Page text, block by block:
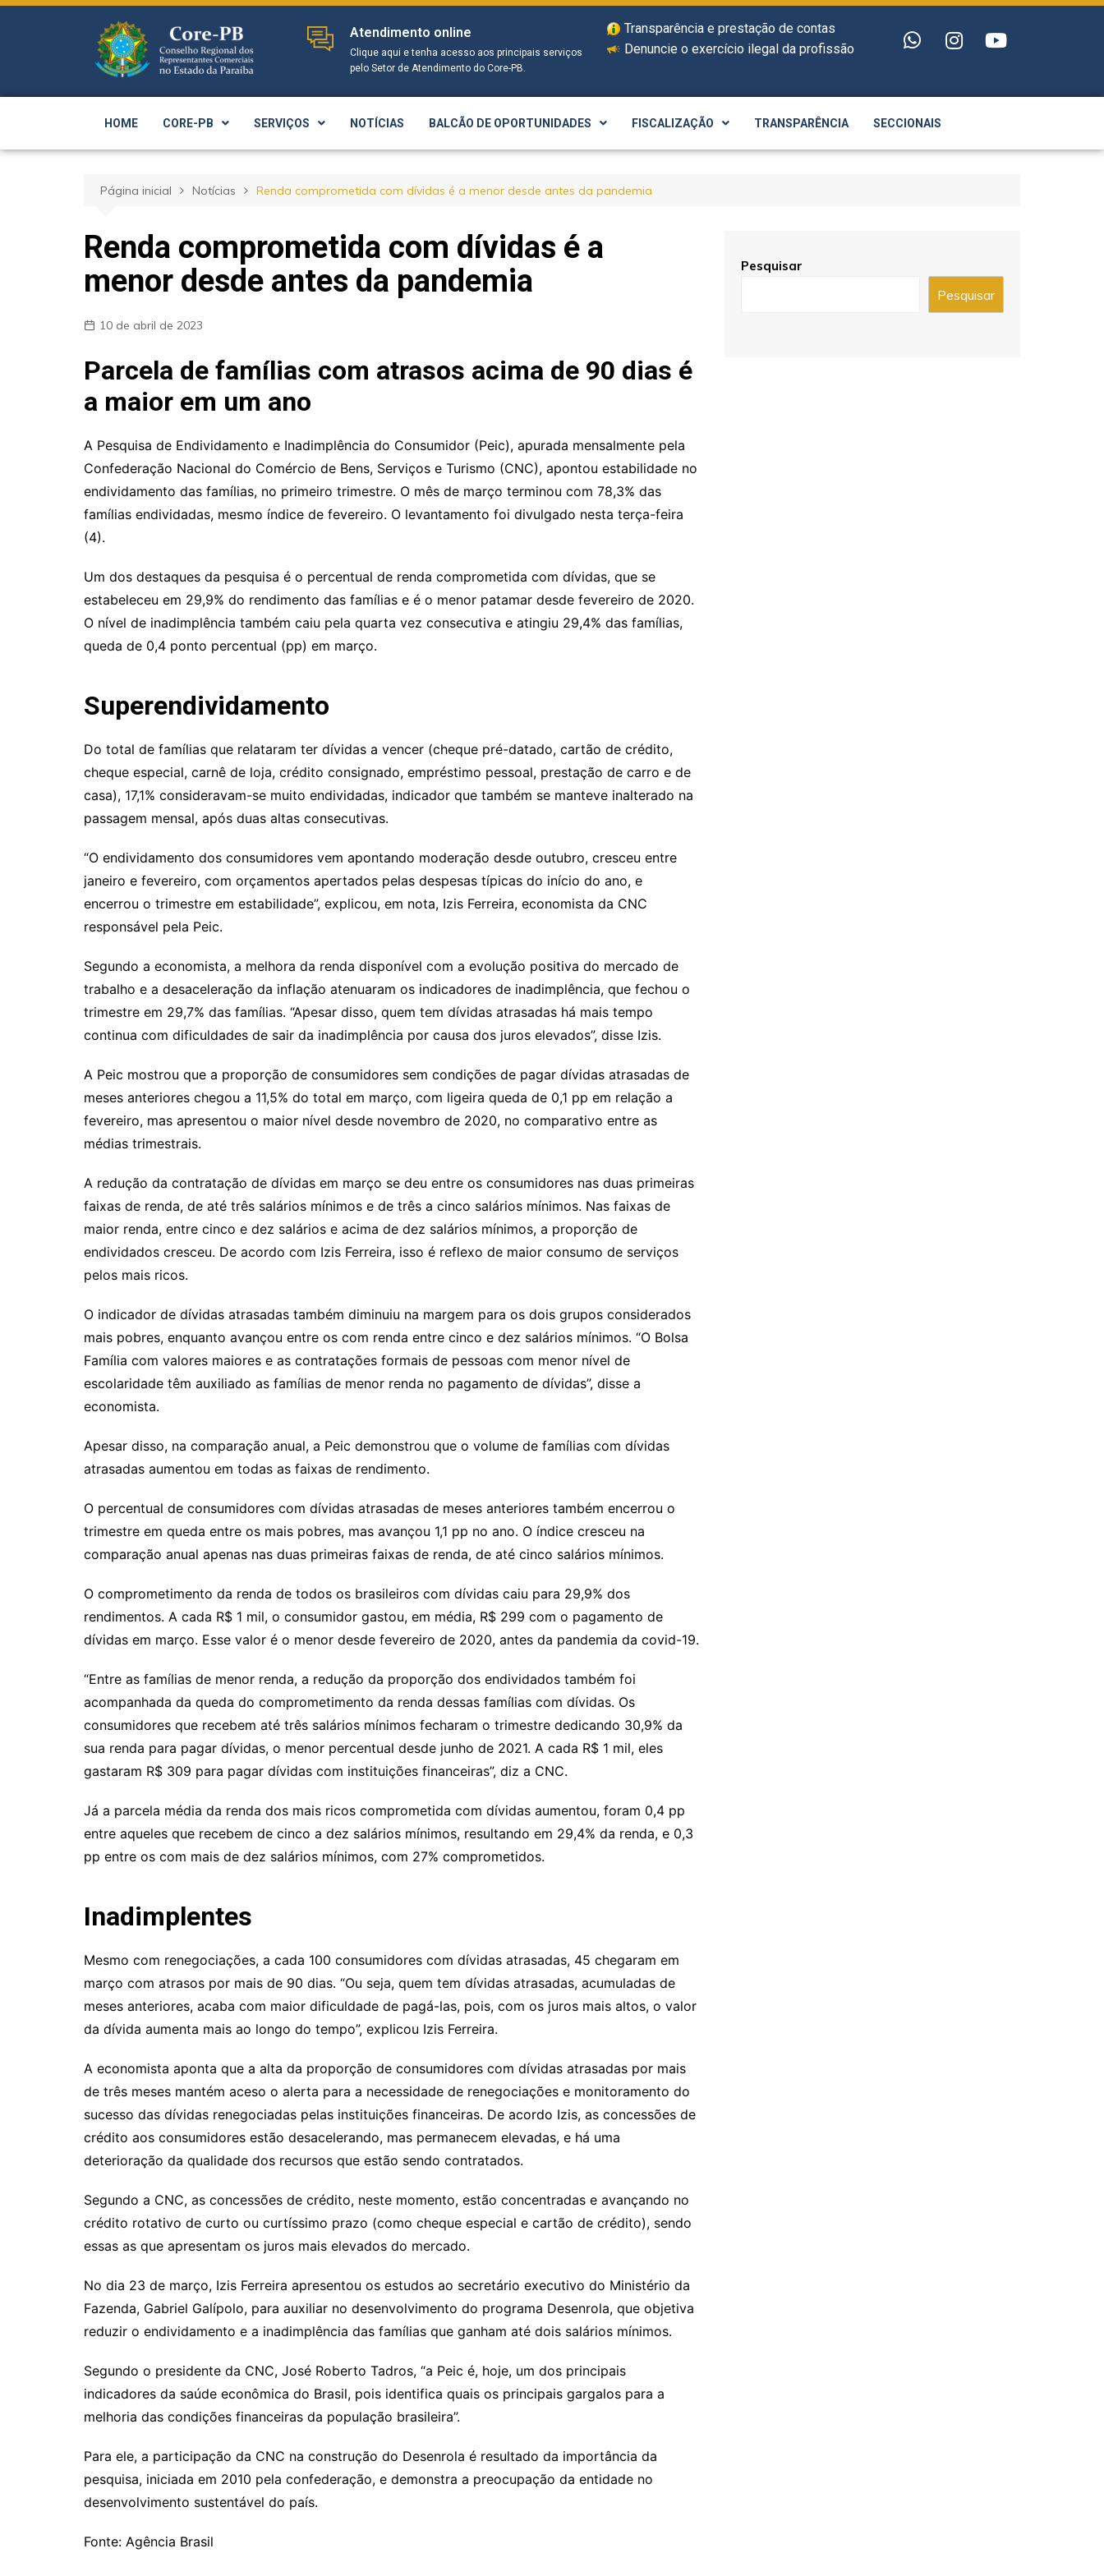
Atendimento online
Clique aqui e tenha acesso aos principais serviços
pelo Setor de Atendimento do Core-PB.
Transparência e prestação de contas
Denuncie o exercício ilegal da profissão
HOME CORE-PB SERVIÇOS NOTÍCIAS BALCÃO DE OPORTUNIDADES FISCALIZAÇÃO TRANSPARÊNCIA SECCIONAIS
Página inicial Notícias Renda comprometida com dívidas é a menor desde antes da pandemia
Renda comprometida com dívidas é a
menor desde antes da pandemia
10 de abril de 2023
Parcela de famílias com atrasos acima de 90 dias é
a maior em um ano
A Pesquisa de Endividamento e Inadimplência do Consumidor (Peic), apurada mensalmente pela
Confederação Nacional do Comércio de Bens, Serviços e Turismo (CNC), apontou estabilidade no
endividamento das famílias, no primeiro trimestre. O mês de março terminou com 78,3% das
famílias endividadas, mesmo índice de fevereiro. O levantamento foi divulgado nesta terça-feira
(4).
Um dos destaques da pesquisa é o percentual de renda comprometida com dívidas, que se
estabeleceu em 29,9% do rendimento das famílias e é o menor patamar desde fevereiro de 2020.
O nível de inadimplência também caiu pela quarta vez consecutiva e atingiu 29,4% das famílias,
queda de 0,4 ponto percentual (pp) em março.
Superendividamento
Do total de famílias que relataram ter dívidas a vencer (cheque pré-datado, cartão de crédito,
cheque especial, carnê de loja, crédito consignado, empréstimo pessoal, prestação de carro e de
casa), 17,1% consideravam-se muito endividadas, indicador que também se manteve inalterado na
passagem mensal, após duas altas consecutivas.
“O endividamento dos consumidores vem apontando moderação desde outubro, cresceu entre
janeiro e fevereiro, com orçamentos apertados pelas despesas típicas do início do ano, e
encerrou o trimestre em estabilidade”, explicou, em nota, Izis Ferreira, economista da CNC
responsável pela Peic.
Segundo a economista, a melhora da renda disponível com a evolução positiva do mercado de
trabalho e a desaceleração da inflação atenuaram os indicadores de inadimplência, que fechou o
trimestre em 29,7% das famílias. “Apesar disso, quem tem dívidas atrasadas há mais tempo
continua com dificuldades de sair da inadimplência por causa dos juros elevados”, disse Izis.
A Peic mostrou que a proporção de consumidores sem condições de pagar dívidas atrasadas de
meses anteriores chegou a 11,5% do total em março, com ligeira queda de 0,1 pp em relação a
fevereiro, mas apresentou o maior nível desde novembro de 2020, no comparativo entre as
médias trimestrais.
A redução da contratação de dívidas em março se deu entre os consumidores nas duas primeiras
faixas de renda, de até três salários mínimos e de três a cinco salários mínimos. Nas faixas de
maior renda, entre cinco e dez salários e acima de dez salários mínimos, a proporção de
endividados cresceu. De acordo com Izis Ferreira, isso é reflexo de maior consumo de serviços
pelos mais ricos.
O indicador de dívidas atrasadas também diminuiu na margem para os dois grupos considerados
mais pobres, enquanto avançou entre os com renda entre cinco e dez salários mínimos. “O Bolsa
Família com valores maiores e as contratações formais de pessoas com menor nível de
escolaridade têm auxiliado as famílias de menor renda no pagamento de dívidas”, disse a
economista.
Apesar disso, na comparação anual, a Peic demonstrou que o volume de famílias com dívidas
atrasadas aumentou em todas as faixas de rendimento.
O percentual de consumidores com dívidas atrasadas de meses anteriores também encerrou o
trimestre em queda entre os mais pobres, mas avançou 1,1 pp no ano. O índice cresceu na
comparação anual apenas nas duas primeiras faixas de renda, de até cinco salários mínimos.
O comprometimento da renda de todos os brasileiros com dívidas caiu para 29,9% dos
rendimentos. A cada R$ 1 mil, o consumidor gastou, em média, R$ 299 com o pagamento de
dívidas em março. Esse valor é o menor desde fevereiro de 2020, antes da pandemia da covid-19.
“Entre as famílias de menor renda, a redução da proporção dos endividados também foi
acompanhada da queda do comprometimento da renda dessas famílias com dívidas. Os
consumidores que recebem até três salários mínimos fecharam o trimestre dedicando 30,9% da
sua renda para pagar dívidas, o menor percentual desde junho de 2021. A cada R$ 1 mil, eles
gastaram R$ 309 para pagar dívidas com instituições financeiras”, diz a CNC.
Já a parcela média da renda dos mais ricos comprometida com dívidas aumentou, foram 0,4 pp
entre aqueles que recebem de cinco a dez salários mínimos, resultando em 29,4% da renda, e 0,3
pp entre os com mais de dez salários mínimos, com 27% comprometidos.
Inadimplentes
Mesmo com renegociações, a cada 100 consumidores com dívidas atrasadas, 45 chegaram em
março com atrasos por mais de 90 dias. “Ou seja, quem tem dívidas atrasadas, acumuladas de
meses anteriores, acaba com maior dificuldade de pagá-las, pois, com os juros mais altos, o valor
da dívida aumenta mais ao longo do tempo”, explicou Izis Ferreira.
A economista aponta que a alta da proporção de consumidores com dívidas atrasadas por mais
de três meses mantém aceso o alerta para a necessidade de renegociações e monitoramento do
sucesso das dívidas renegociadas pelas instituições financeiras. De acordo Izis, as concessões de
crédito aos consumidores estão desacelerando, mas permanecem elevadas, e há uma
deterioração da qualidade dos recursos que estão sendo contratados.
Segundo a CNC, as concessões de crédito, neste momento, estão concentradas e avançando no
crédito rotativo de curto ou curtíssimo prazo (como cheque especial e cartão de crédito), sendo
essas as que apresentam os juros mais elevados do mercado.
No dia 23 de março, Izis Ferreira apresentou os estudos ao secretário executivo do Ministério da
Fazenda, Gabriel Galípolo, para auxiliar no desenvolvimento do programa Desenrola, que objetiva
reduzir o endividamento e a inadimplência das famílias que ganham até dois salários mínimos.
Segundo o presidente da CNC, José Roberto Tadros, “a Peic é, hoje, um dos principais
indicadores da saúde econômica do Brasil, pois identifica quais os principais gargalos para a
melhoria das condições financeiras da população brasileira”.
Para ele, a participação da CNC na construção do Desenrola é resultado da importância da
pesquisa, iniciada em 2010 pela confederação, e demonstra a preocupação da entidade no
desenvolvimento sustentável do país.
Fonte: Agência Brasil
Pesquisar
Pesquisar